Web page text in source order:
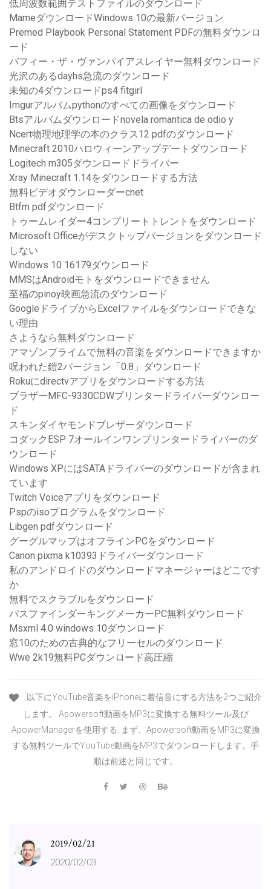
低周波数範囲テストファイルのダウンロード
MameダウンロードWindows 10の最新バージョン
Premed Playbook Personal Statement PDFの無料ダウンロ
ード
バフィー・ザ・ヴァンパイアスレイヤー無料ダウンロード
光沢のあるdayhs急流のダウンロード
未知の4ダウンロードps4 fitgirl
Imgurアルバムpythonのすべての画像をダウンロード
Btsアルバムダウンロードnovela romantica de odio y
Ncert物理地理学の本のクラス12 pdfのダウンロード
Minecraft 2010ハロウィーンアップデートダウンロード
Logitech m305ダウンロードドライバー
Xray Minecraft 1.14をダウンロードする方法
無料ビデオダウンローダーcnet
Btfm pdfダウンロード
トゥームレイダー4コンプリートトレントをダウンロード
Microsoft Officeがデスクトップバージョンをダウンロード
しない
Windows 10 16179ダウンロード
MMSはAndroidモトをダウンロードできません
至福のpinoy映画急流のダウンロード
GoogleドライブからExcelファイルをダウンロードできな
い理由
さようなら無料ダウンロード
アマゾンプライムで無料の音楽をダウンロードできますか
呪われた鎧2バージョン「0.8」ダウンロード
Rokuにdirectvアプリをダウンロードする方法
ブラザーMFC-9330CDWプリンタードライバーダウンロー
ド
スキンダイヤモンドブレザーダウンロード
コダックESP 7オールインワンプリンタードライバーのダ
ウンロード
Windows XPにはSATAドライバーのダウンロードが含まれ
ています
Twitch Voiceアプリをダウンロード
Pspのisoプログラムをダウンロード
Libgen pdfダウンロード
グーグルマップはオフラインPCをダウンロード
Canon pixma k10393ドライバーダウンロード
私のアンドロイドのダウンロードマネージャーはどこです
か
無料でスクラブルをダウンロード
パスファインダーキングメーカーPC無料ダウンロード
Msxml 4.0 windows 10ダウンロード
窓10のための古典的なフリーセルのダウンロード
Wwe 2k19無料P​​Cダウンロード高圧縮
以下にYouTube音楽をiPhoneに着信音にする方法を2つご紹介
します。 Apowersoft動画をMP3に変換する無料ツール及び
ApowerManagerを使用する. まず、Apowersoft動画をMP3に変換
する無料ツールでYouTube動画をMP3でダウンロードします。手
順は前述と同じです。
2019/02/21
2020/02/03